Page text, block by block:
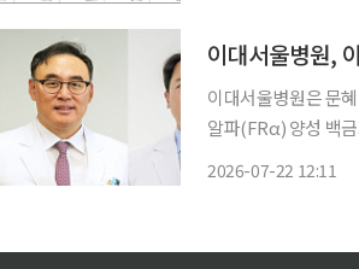
이대서울병원,
이대서울병원은 문
알파(FRα) 양성 백
2026-07-22 12:11